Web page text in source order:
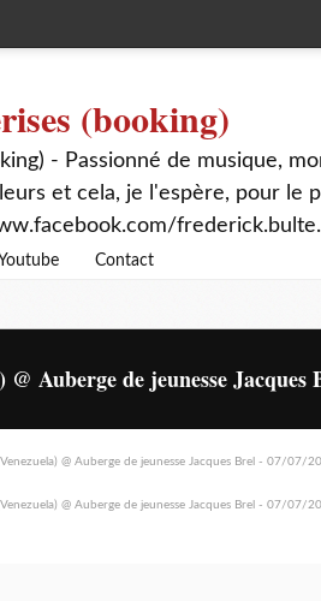
(booking)
- Passionné de musique,
et cela, je l'espère, pour le
Contact
Auberge de jeunesse Jacques